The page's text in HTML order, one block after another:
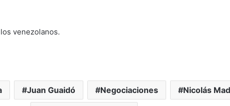
venezolanos.
Juan Guaidó Negociaciones Nicolás